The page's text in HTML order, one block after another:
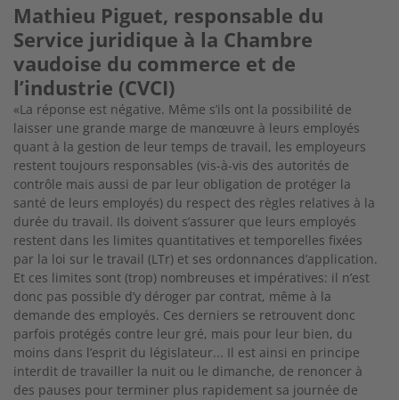
Mathieu Piguet, responsable du
Service juridique à la Chambre
vaudoise du commerce et de
l’industrie (CVCI)
«La réponse est négative. Même s’ils ont la possibilité de
laisser une grande marge de manœuvre à leurs employés
quant à la gestion de leur temps de travail, les employeurs
restent toujours responsables (vis-à-vis des autorités de
contrôle mais aussi de par leur obligation de protéger la
santé de leurs employés) du respect des règles relatives à la
durée du travail. Ils doivent s’assurer que leurs employés
restent dans les limites quantitatives et temporelles fixées
par la loi sur le travail (LTr) et ses ordonnances d’application.
Et ces limites sont (trop) nombreuses et impératives: il n’est
donc pas possible d’y déroger par contrat, même à la
demande des employés. Ces derniers se retrouvent donc
parfois protégés contre leur gré, mais pour leur bien, du
moins dans l’esprit du législateur... Il est ainsi en principe
interdit de travailler la nuit ou le dimanche, de renoncer à
des pauses pour terminer plus rapidement sa journée de